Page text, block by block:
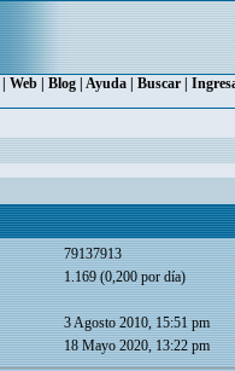
Web Blog Ayuda Buscar
79137913
1.169 (0,200 por día)
3 Agosto 2010, 15:51 pm
18 Mayo 2020, 13:22 pm